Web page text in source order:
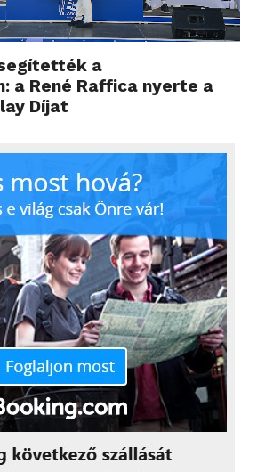
a
a René Raffica nyerte a
Díjat